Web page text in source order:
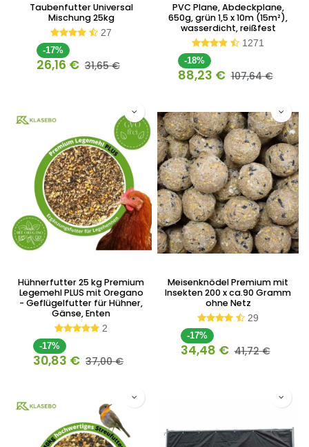
Taubenfutter Universal
Mischung 25kg
27
-17%
26,16 € 31,65€
PVC Plane, Abdeckplane,
650g, grün 1,5 x 10m (15m²),
wasserdicht, reißfest
1271
-18%
88,23 € 107,64€
Hühnerfutter 25 kg Premium
Legemehl PLUS mit Oregano
- Geflügelfutter für Hühner,
Gänse, Enten
2
-17%
30,83 € 37,00€
Meisenknödel Premium mit
Insekten 200 x ca.90 Gramm
ohne Netz
29
-17%
34,48 € 41,72€